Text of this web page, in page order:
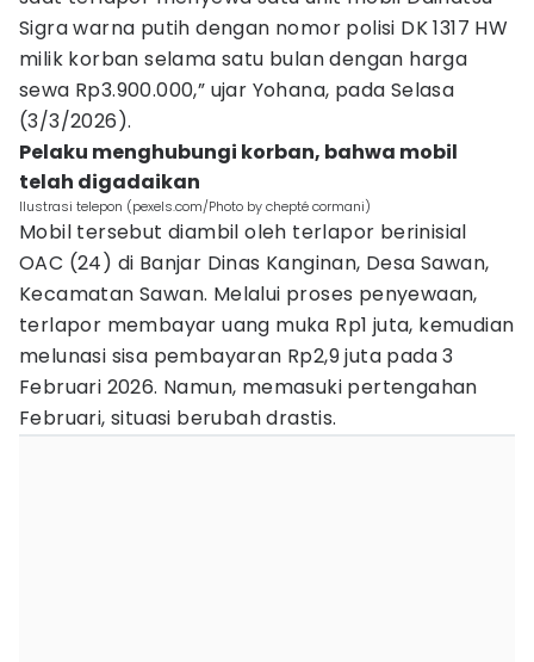
Sigra warna putih dengan nomor polisi DK 1317 HW
milik korban selama satu bulan dengan harga
sewa Rp3.900.000,” ujar Yohana, pada Selasa
(3/3/2026).
Pelaku menghubungi korban, bahwa mobil
telah digadaikan
Ilustrasi telepon (pexels.com/Photo by chepté cormani)
Mobil tersebut diambil oleh terlapor berinisial
OAC (24) di Banjar Dinas Kanginan, Desa Sawan,
Kecamatan Sawan. Melalui proses penyewaan,
terlapor membayar uang muka Rp1 juta, kemudian
melunasi sisa pembayaran Rp2,9 juta pada 3
Februari 2026. Namun, memasuki pertengahan
Februari, situasi berubah drastis.